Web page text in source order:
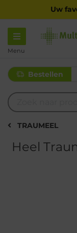
Uw
Menu
Bestellen
TRAUMEEL
Heel